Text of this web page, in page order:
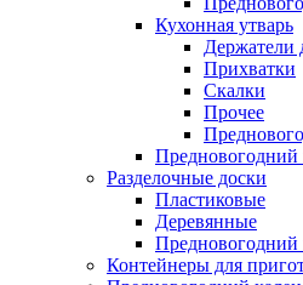
Кухонная утварь
Держатели
Прихватки
Скалки
Прочее
Предновогодний
Разделочные доски
Пластиковые
Деревянные
Предновогодний
Контейнеры для